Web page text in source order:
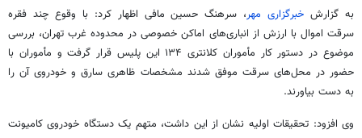
به گزارش خبرگزاری مهر، سرهنگ حسین مافی اظهار کرد: با وقوع چند فقره
سرقت اموال با ارزش از انباری‌های اماکن خصوصی در محدوده غرب تهران، بررسی
موضوع در دستور کار مأموران کلانتری ۱۳۴ این پلیس قرار گرفت و مأموران با
حضور در محل‌های سرقت موفق شدند مشخصات ظاهری سارق و خودروی آن را
به دست بیاورند.
وی افزود: تحقیقات اولیه نشان از این داشت، متهم یک دستگاه خودروی کامیونت